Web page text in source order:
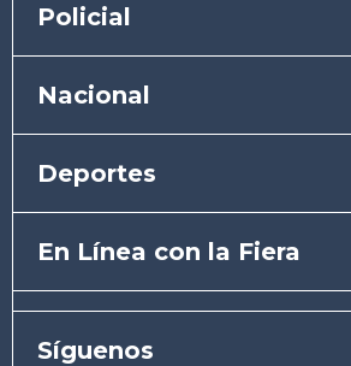
Policial
Nacional
Deportes
En Línea con la Fiera
Síguenos